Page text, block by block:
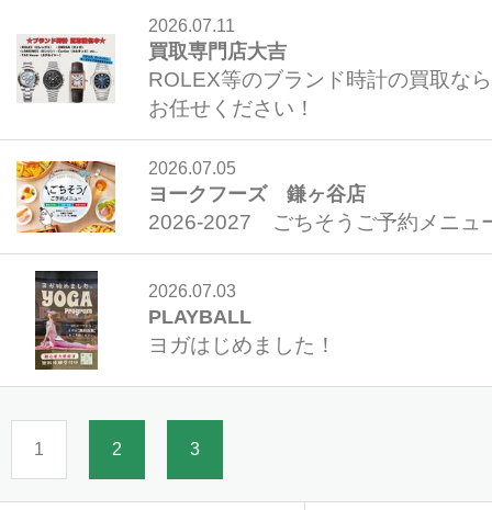
2026.07.11
買取専門店大吉
ROLEX等のブランド時計の買取な
お任せください！
2026.07.05
ヨークフーズ 鎌ヶ谷店
2026-2027 ごちそうご予約メニュ
2026.07.03
PLAYBALL
ヨガはじめました！
1 2 3